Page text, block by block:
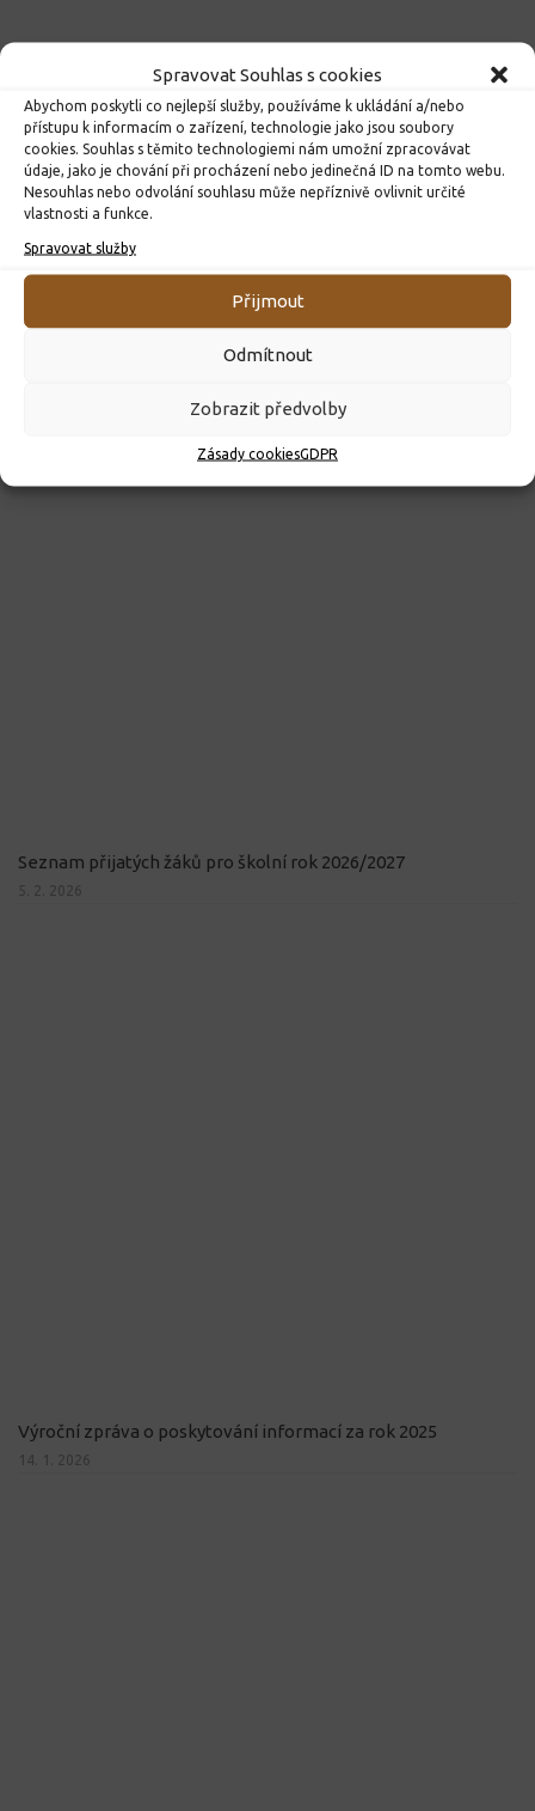
Spravovat Souhlas s cookies
Abychom poskytli co nejlepší služby, používáme k ukládání a/nebo
přístupu k informacím o zařízení, technologie jako jsou soubory
cookies. Souhlas s těmito technologiemi nám umožní zpracovávat
údaje, jako je chování při procházení nebo jedinečná ID na tomto webu.
Nesouhlas nebo odvolání souhlasu může nepříznivě ovlivnit určité
vlastnosti a funkce.
Spravovat služby
Přijmout
Odmítnout
Zobrazit předvolby
Zásady cookiesGDPR
10. 4. 2026
Seznam přijatých žáků pro školní rok 2026/2027
5. 2. 2026
Výroční zpráva o poskytování informací za rok 2025
14. 1. 2026